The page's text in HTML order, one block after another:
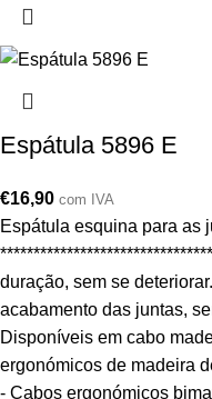
Espátula 5896 E
€16,90 com IVA
Espátula esquina para as
duração, sem se
acabamento das juntas,
Disponíveis em cabo
ergonómicos de madeira
- Cabos ergonómicos